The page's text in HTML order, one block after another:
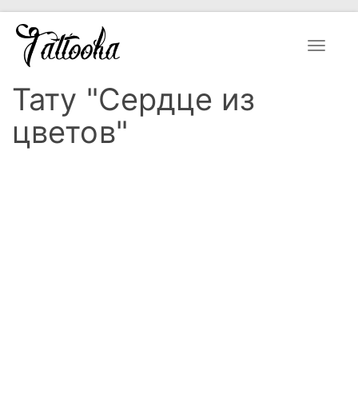
Toggle
Тату "Сердце из
цветов"